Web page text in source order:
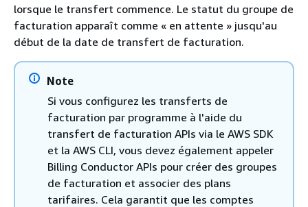
lorsque le transfert commence. Le statut du groupe de
facturation apparaît comme « en attente » jusqu'au
début de la date de transfert de facturation.
Note
Si vous configurez les transferts de
facturation par programme à l'aide du
transfert de facturation APIs via le AWS SDK
et la AWS CLI, vous devez également appeler
Billing Conductor APIs pour créer des groupes
de facturation et associer des plans
tarifaires. Cela garantit que les comptes